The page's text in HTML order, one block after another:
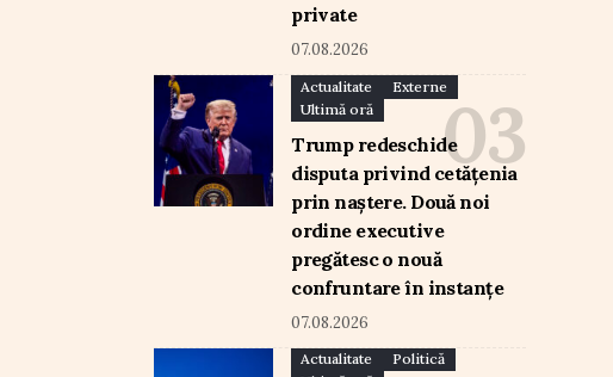
private
07.08.2026
Actualitate
Externe
Ultimă oră
Trump redeschide
disputa privind cetățenia
prin naștere. Două noi
ordine executive
pregătesc o nouă
confruntare în instanțe
07.08.2026
Actualitate
Politică